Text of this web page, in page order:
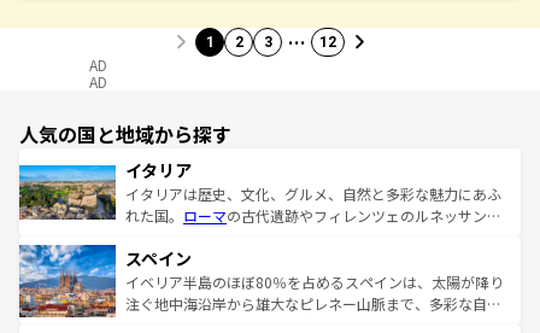
1 2 3 … 12
AD
AD
人気の国と地域から探す
イタリア
イタリアは歴史、文化、グルメ、自然と多彩な魅力にあふ
れた国。 ローマの古代遺跡やフィレンツェのルネッサンス
ろん、トスカーナの美しい田園風景やアマルフィ海岸の絶
景など、自然景観も見逃せない。観光の合間には、本場の
ピザやパスタなど、絶品のイタリア料理を堪能することも
スペイン
イベリア半島のほぼ80％を占めるスペインは、太陽が降り
注ぐ地中海沿岸から雄大なピレネー山脈まで、多彩な自然